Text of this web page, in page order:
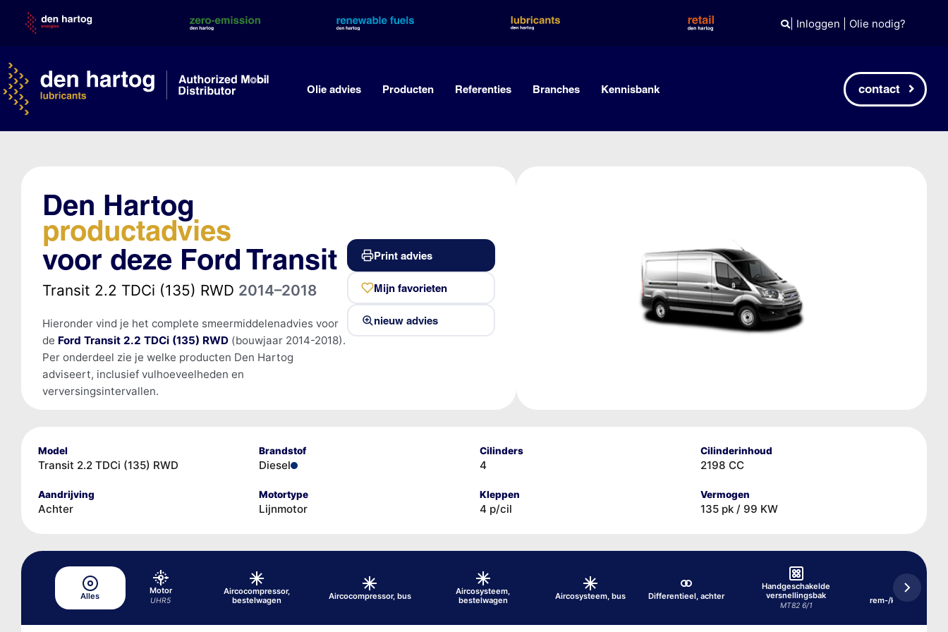
content
| Inloggen Olie nodig?
Olie advies Producten Referenties Branches Kennisbank contact
Den Hartog
productadvies
voor deze Ford Transit
Transit 2.2 TDCi (135) RWD 2014–2018
Hieronder vind je het complete smeermiddelenadvies voor
de Ford Transit 2.2 TDCi (135) RWD(bouwjaar 2014-2018).
Per onderdeel zie je welke producten Den Hartog
adviseert, inclusief vulhoeveelheden en
verversingsintervallen.
Print advies
Mijn favorieten
nieuw advies
Model
Transit 2.2 TDCi (135) RWD
Brandstof
Diesel
Cilinders
4
Cilinderinhoud
2198 CC
Aandrijving
Achter
Motortype
Lijnmotor
Kleppen
4 p/cil
Vermogen
135 pk / 99 KW
Alles
Motor
UHR5
Aircocompressor,
bestelwagen
Aircocompressor, bus
Aircosysteem,
bestelwagen
Aircosysteem, bus Differentieel, achter
Handgeschakelde
versnellingsbak
MT82 6/1
Hydraulisch
rem-/